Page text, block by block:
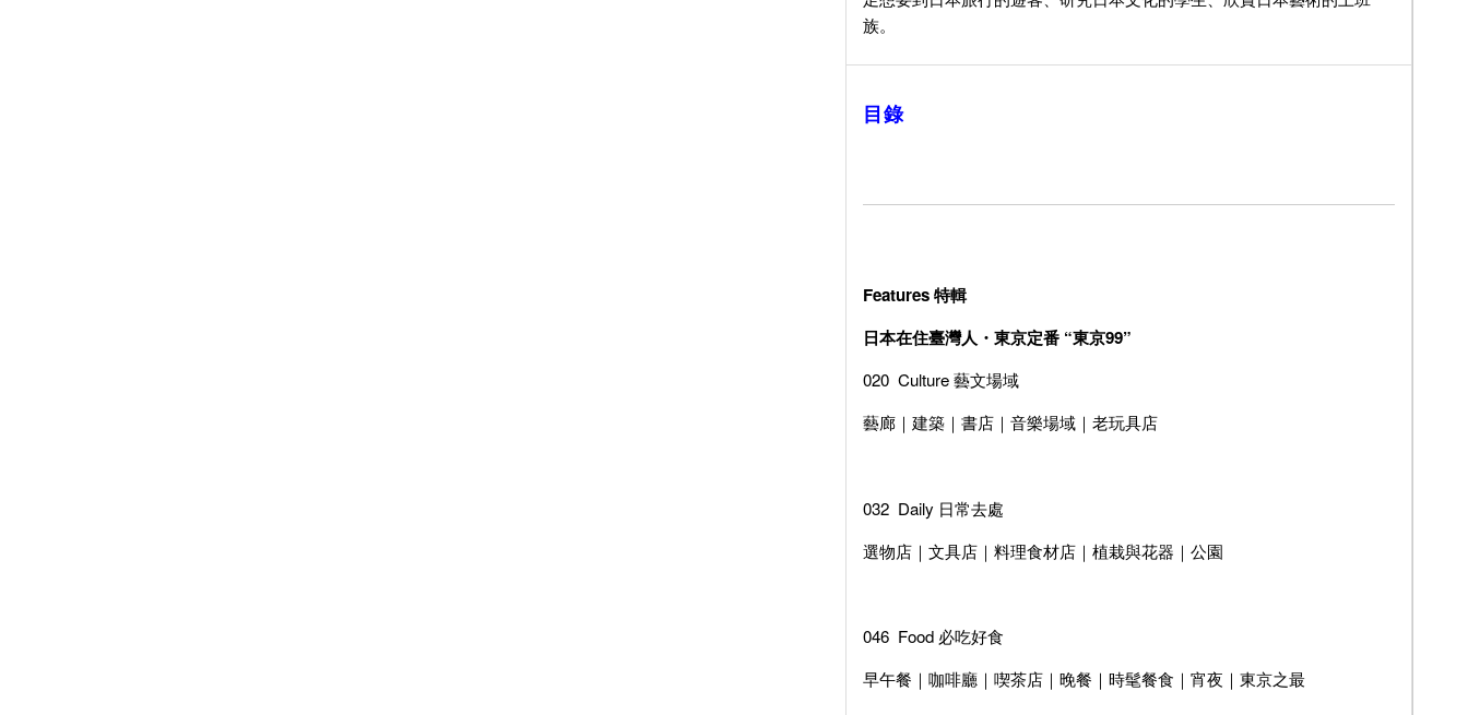
族。
目錄
Features 特輯
日本在住臺灣人・東京定番 “東京99”
020 Culture 藝文場域
藝廊｜建築｜書店｜音樂場域｜老玩具店
032 Daily 日常去處
選物店｜文具店｜料理食材店｜植栽與花器｜公園
046 Food 必吃好食
早午餐｜咖啡廳｜喫茶店｜晚餐｜時髦餐食｜宵夜｜東京之最